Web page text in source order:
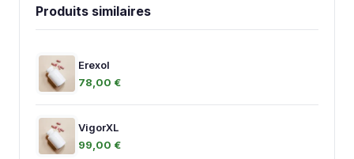
Produits similaires
Erexol
78,00 €
VigorXL
99,00 €